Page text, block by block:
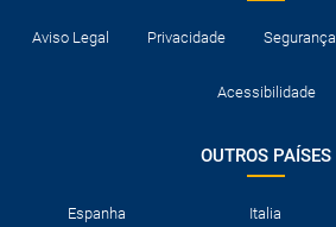
Aviso Legal Privacidade Segurança
Acessibilidade
OUTROS PAÍSES
Espanha Italia